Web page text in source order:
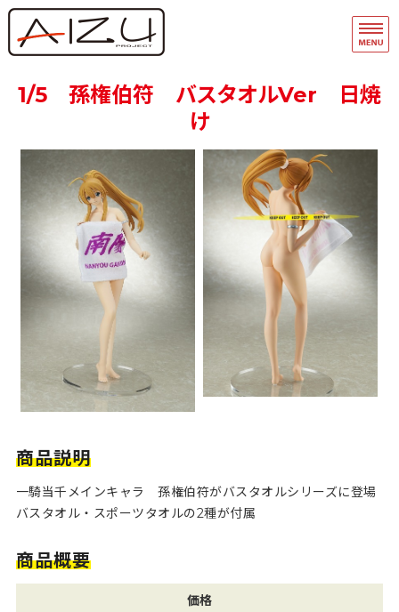
ホーム
フィギュアモデルキット
A-Team
マスキングテープ
1/5 孫権伯符 バスタオルVer 日焼
け
商品説明
一騎当千メインキャラ 孫権伯符がバスタオルシリーズに登場
バスタオル・スポーツタオルの2種が付属
商品概要
価格